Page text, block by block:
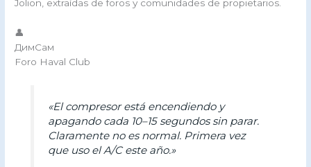
Jolion, extraídas de foros y comunidades de propietarios.
👤
ДимСам
Foro Haval Club
«El compresor está encendiendo y
apagando cada 10–15 segundos sin parar.
Claramente no es normal. Primera vez
que uso el A/C este año.»